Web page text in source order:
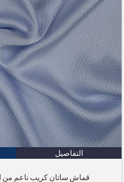
التفاصيل
قماش ساتان كريب ناعم من